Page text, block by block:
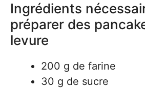
Ingrédients
préparer des
levure
200 g de farine
30 g de sucre